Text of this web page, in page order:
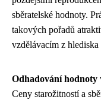
sběratelské hodnoty.
takových pořadů
vzdělávacím z
Odhadování hodnoty
Ceny starožitností a